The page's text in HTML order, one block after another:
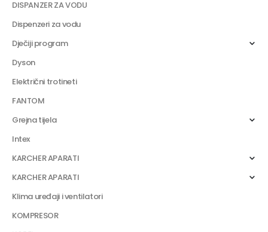
DISPANZER ZA VODU
Dispenzeri za vodu
Dječiji program
Dyson
Električni trotineti
FANTOM
Grejna tijela
Intex
KARCHER APARATI
KARCHER APARATI
Klima uređaji i ventilatori
KOMPRESOR